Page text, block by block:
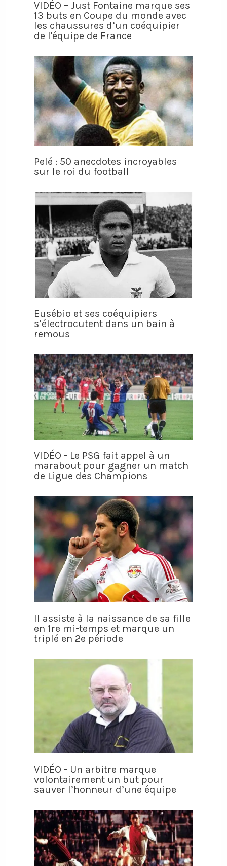
VIDÉO – Just Fontaine marque ses
13 buts en Coupe du monde avec
les chaussures d’un coéquipier
de l'équipe de France
Pelé : 50 anecdotes incroyables
sur le roi du football
Eusébio et ses coéquipiers
s’électrocutent dans un bain à
remous
VIDÉO - Le PSG fait appel à un
marabout pour gagner un match
de Ligue des Champions
Il assiste à la naissance de sa fille
en 1re mi-temps et marque un
triplé en 2e période
VIDÉO - Un arbitre marque
volontairement un but pour
sauver l’honneur d’une équipe